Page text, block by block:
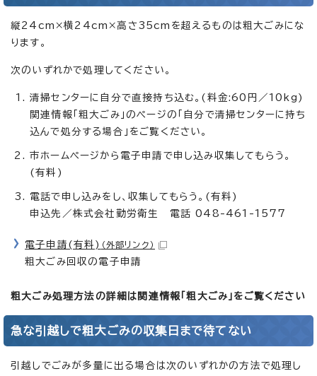
縦24cm×横24cm×高さ35cmを超えるものは粗大ごみにな
ります。
次のいずれかで処理してください。
清掃センターに自分で直接持ち込む。(料金:60円／10kg)
関連情報「粗大ごみ」のページの「自分で清掃センターに持ち
込んで処分する場合」をご覧ください。
市ホームページから電子申請で申し込み収集してもらう。
(有料)
電話で申し込みをし、収集してもらう。(有料)
申込先／株式会社勤労衛生 電話 048-461-1577
電子申請(有料) （外部リンク）
粗大ごみ回収の電子申請
粗大ごみ処理方法の詳細は関連情報「粗大ごみ」をご覧ください
急な引越しで粗大ごみの収集日まで待てない
引越しでごみが多量に出る場合は次のいずれかの方法で処理し